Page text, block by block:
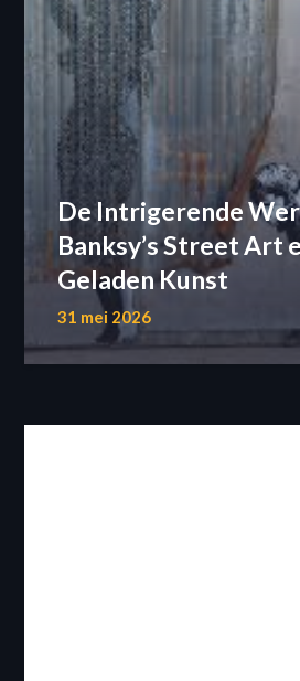
De Intrigerende
Banksy’s Street Art
Geladen Kunst
31 mei 2026